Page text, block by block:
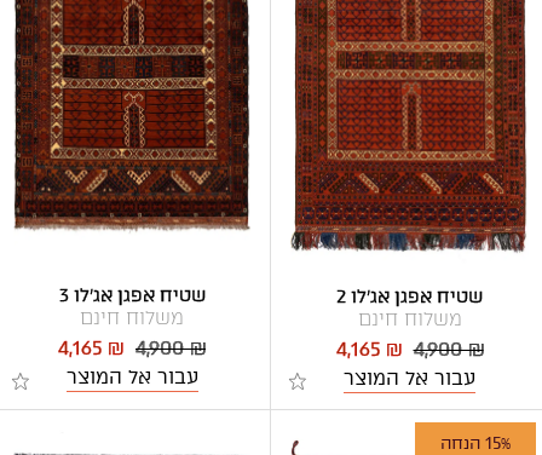
שטיח אפגן אג'לו 2
משלוח חינם
4,900 ₪
4,165 ₪
עבור אל המוצר
שטיח אפגן אג'לו 3
משלוח חינם
4,900 ₪
4,165 ₪
עבור אל המוצר
15% הנחה